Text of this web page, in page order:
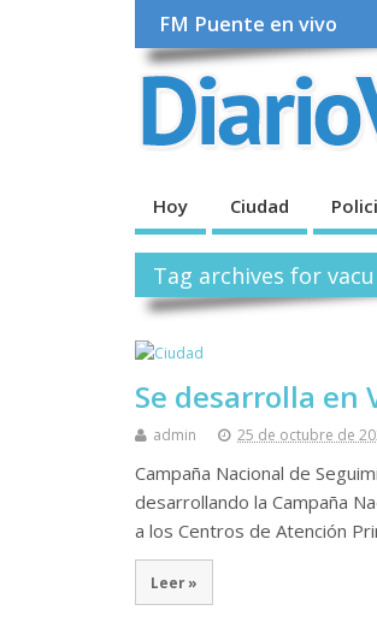
FM Puente en vivo
Hoy Ciudad
Tag archives for
Se desarrolla en
admin 25 de octubre de
Campaña Nacional de
desarrollando la Campaña
a los Centros de Atención
Leer »